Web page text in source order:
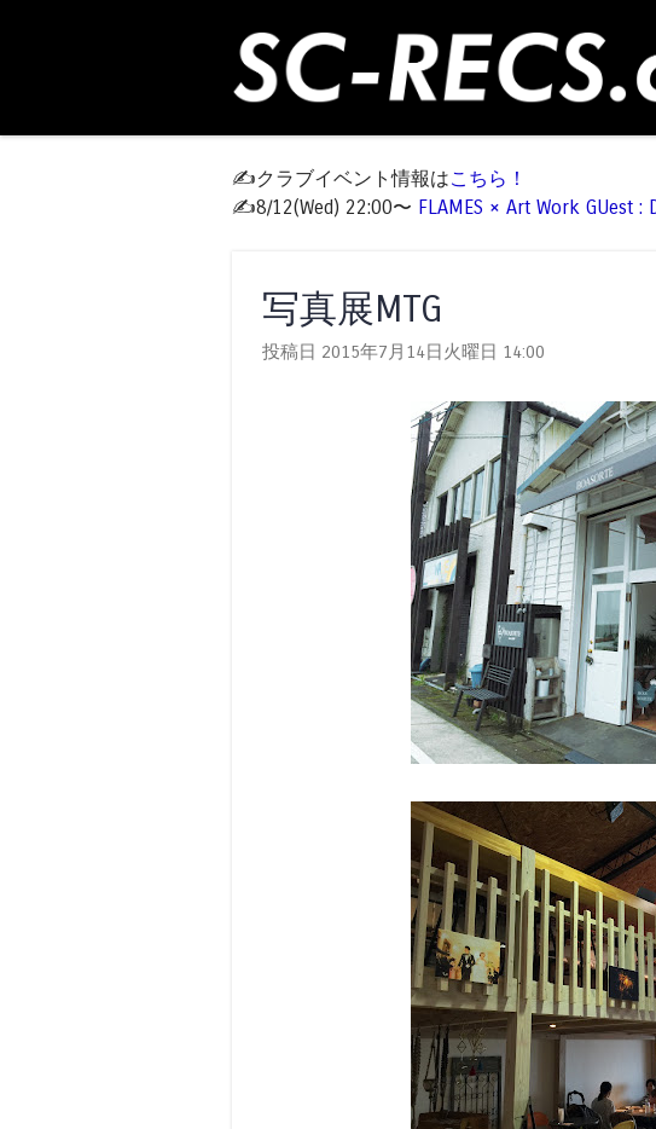
✍️クラブイベント情報はこちら！
✍️8/12(Wed) 22:00〜 FLAMES × Art Work GUest :
写真展MTG
投稿日 2015年7月14日火曜日 14:00